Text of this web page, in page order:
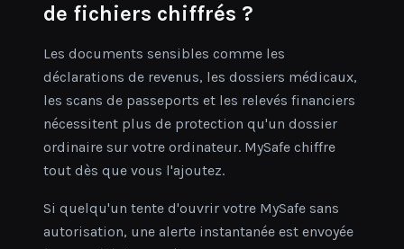
de fichiers chiffrés ?
Les documents sensibles comme les
déclarations de revenus, les dossiers médicaux,
les scans de passeports et les relevés financiers
nécessitent plus de protection qu'un dossier
ordinaire sur votre ordinateur. MySafe chiffre
tout dès que vous l'ajoutez.
Si quelqu'un tente d'ouvrir votre MySafe sans
autorisation, une alerte instantanée est envoyée